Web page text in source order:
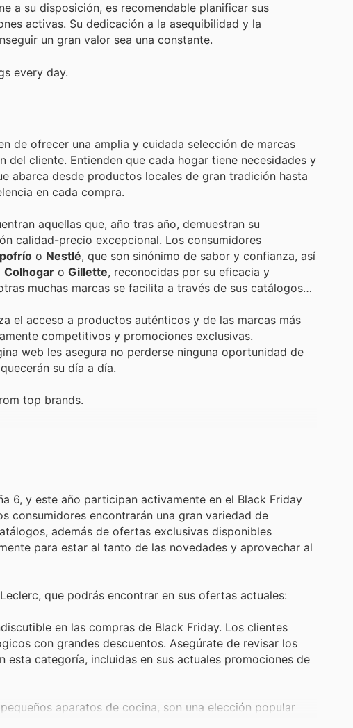
a su disposición, es recomendable planificar sus
activas. Su dedicación a la asequibilidad y la
un gran valor sea una constante.
every day.
de ofrecer una amplia y cuidada selección de marcas
cliente. Entienden que cada hogar tiene necesidades y
abarca desde productos locales de gran tradición hasta
en cada compra.
aquellas que, año tras año, demuestran su
calidad-precio excepcional. Los consumidores
o Nestlé, que son sinónimo de sabor y confianza, así
Colhogar o Gillette, reconocidas por su eficacia y
muchas marcas se facilita a través de sus catálogos
el acceso a productos auténticos y de las marcas más
competitivos y promociones exclusivas.
web les asegura no perderse ninguna oportunidad de
su día a día.
top brands.
6, y este año participan activamente en el Black Friday
consumidores encontrarán una gran variedad de
además de ofertas exclusivas disponibles
para estar al tanto de las novedades y aprovechar al
que podrás encontrar en sus ofertas actuales:
en las compras de Black Friday. Los clientes
con grandes descuentos. Asegúrate de revisar los
esta categoría, incluidas en sus actuales promociones de
aparatos de cocina, son una elección popular